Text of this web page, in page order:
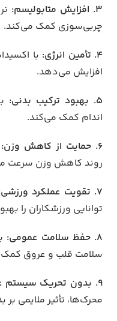
3. افزایش متابولیسم:
چربی‌سوزی کمک می‌کند.
4. تأمین انرژی:
با
افزایش می‌دهد.
5. بهبود ترکیب بدنی:
اندام کمک می‌کند.
6. حمایت از کاهش وزن:
روند کاهش وزن سرعت
7. تقویت عملکرد ورزشی:
توانایی ورزشکاران را
8. حفظ سلامت عمومی:
سلامت قلب و عروق
9. بدون تحریک سیستم عصبی:
محرک‌ها، تأثیر ملایمی بر